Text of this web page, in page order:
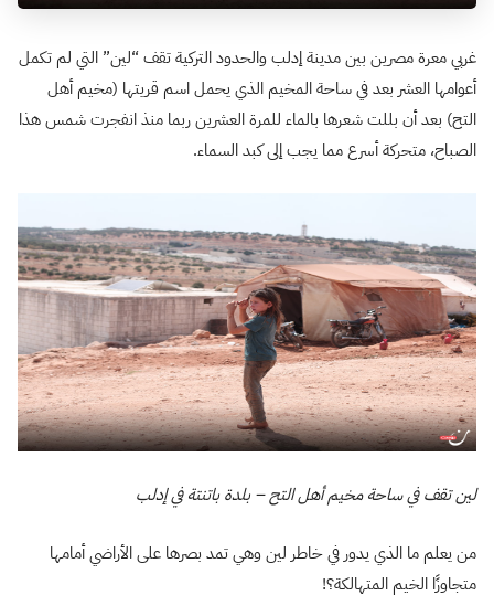
غربي معرة مصرين بين مدينة إدلب والحدود التركية تقف “لين” التي لم تكمل
أعوامها العشر بعد في ساحة المخيم الذي يحمل اسم قريتها (مخيم أهل
التح) بعد أن بللت شعرها بالماء للمرة العشرين ربما منذ انفجرت شمس هذا
الصباح، متحركة أسرع مما يجب إلى كبد السماء.
لين تقف في ساحة مخيم أهل التح – بلدة باتنتة في إدلب
من يعلم ما الذي يدور في خاطر لين وهي تمد بصرها على الأراضي أمامها
متجاوزًا الخيم المتهالكة؟!